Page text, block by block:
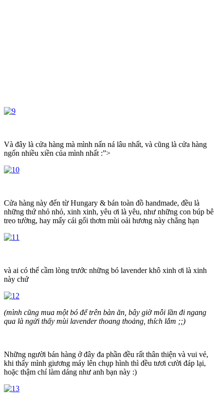
Và đây là cửa hàng mà mình nấn ná lâu nhất, và cũng là cửa hàng
ngốn nhiều xiền của mình nhất :”>
Cửa hàng này đến từ Hungary & bán toàn đồ handmade, đều là
những thứ nhỏ nhỏ, xinh xinh, yêu ơi là yêu, như những con búp bê
treo tường, hay mấy cái gối thơm mùi oải hương này chẳng hạn
và ai có thể cầm lòng trước những bó lavender khô xinh ơi là xinh
này chứ
(mình cũng mua một bó để trên bàn ăn, bây giờ mỗi lần đi ngang
qua là ngửi thấy mùi lavender thoang thoảng, thích lắm ;;)
Những người bán hàng ở đây đa phần đều rất thân thiện và vui vẻ,
khi thấy mình giương máy lên chụp hình thì đều tươi cười đáp lại,
hoặc thậm chí làm dáng như anh bạn này :)